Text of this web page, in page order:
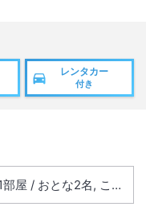
レンタカー
付き